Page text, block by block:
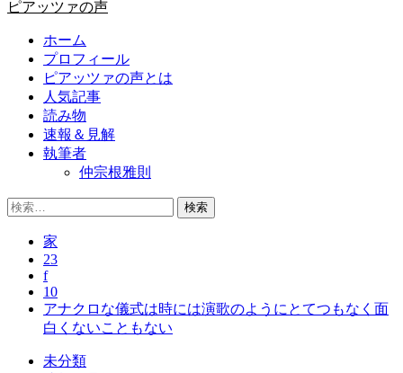
プ
イ
ピアッツァの声
ホーム
プロフィール
ピアッツァの声とは
人気記事
読み物
速報＆見解
執筆者
仲宗根雅則
検
家
23
f
10
アナクロな儀式は時には演歌のようにとてつもなく面
白くないこともない
未分類